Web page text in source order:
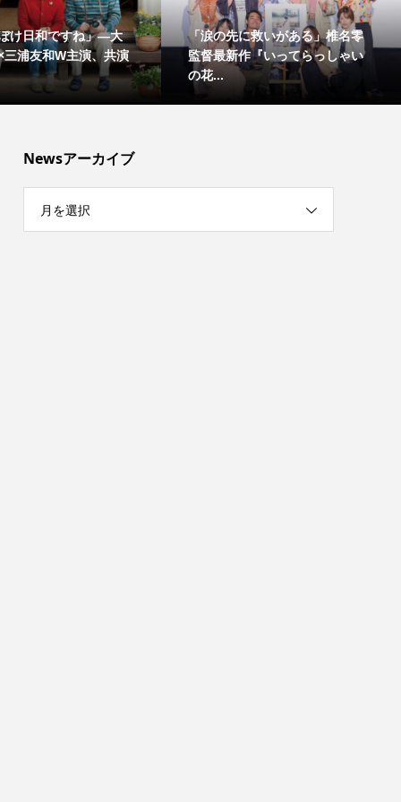
け日和ですね」―大
三浦友和W主演、共演
「涙の先に救いがある」椎名零
監督最新作『いってらっしゃい
の花...
Newsアーカイブ
月を選択